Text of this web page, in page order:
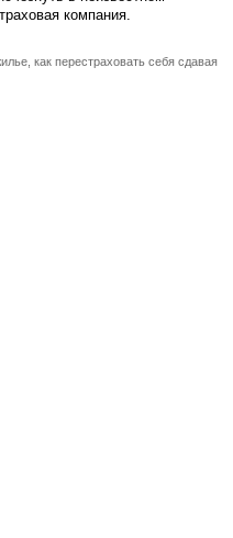
компания.
как перестраховать себя сдавая